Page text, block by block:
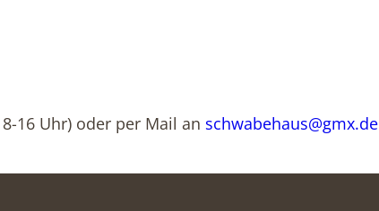
16 Uhr) oder per Mail an schwabehaus@gmx.de